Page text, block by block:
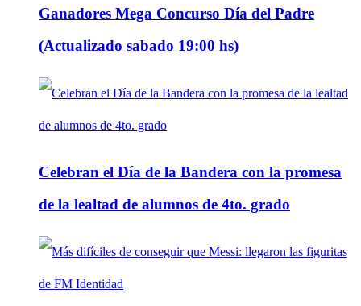
Ganadores Mega Concurso Día del Padre
(Actualizado sabado 19:00 hs)
Celebran el Día de la Bandera con la promesa
de la lealtad de alumnos de 4to. grado